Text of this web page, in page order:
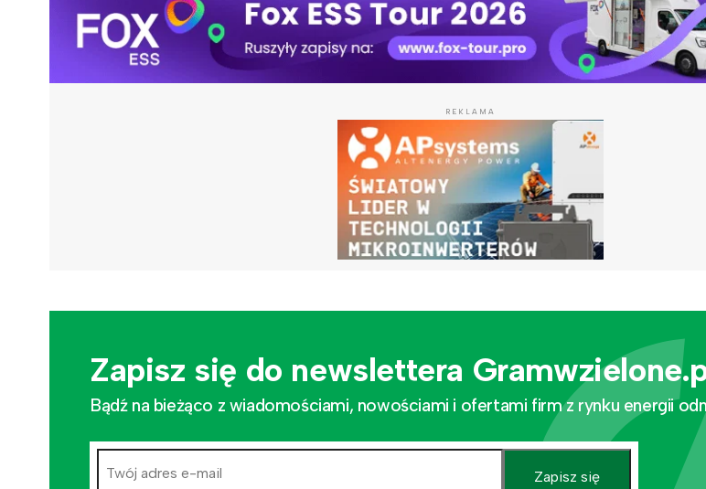
REKLAMA
Zapisz się do newslettera
Bądź na bieżąco z wiadomościami, nowościami i ofertami firm z rynku energii
Zapisz się